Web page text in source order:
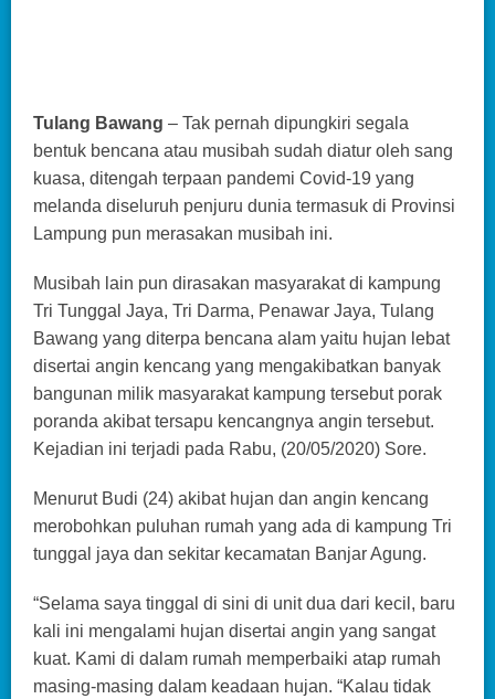
Tulang Bawang – Tak pernah dipungkiri segala
bentuk bencana atau musibah sudah diatur oleh sang
kuasa, ditengah terpaan pandemi Covid-19 yang
melanda diseluruh penjuru dunia termasuk di Provinsi
Lampung pun merasakan musibah ini.
Musibah lain pun dirasakan masyarakat di kampung
Tri Tunggal Jaya, Tri Darma, Penawar Jaya, Tulang
Bawang yang diterpa bencana alam yaitu hujan lebat
disertai angin kencang yang mengakibatkan banyak
bangunan milik masyarakat kampung tersebut porak
poranda akibat tersapu kencangnya angin tersebut.
Kejadian ini terjadi pada Rabu, (20/05/2020) Sore.
Menurut Budi (24) akibat hujan dan angin kencang
merobohkan puluhan rumah yang ada di kampung Tri
tunggal jaya dan sekitar kecamatan Banjar Agung.
“Selama saya tinggal di sini di unit dua dari kecil, baru
kali ini mengalami hujan disertai angin yang sangat
kuat. Kami di dalam rumah memperbaiki atap rumah
masing-masing dalam keadaan hujan. “Kalau tidak